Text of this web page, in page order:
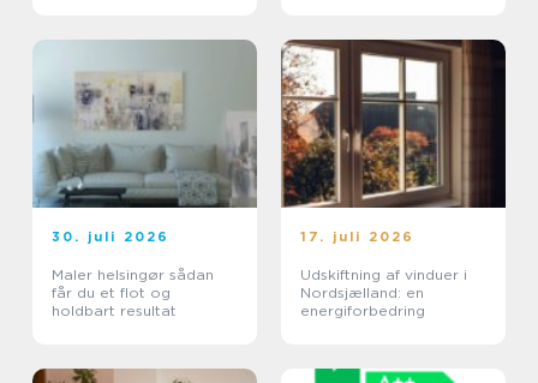
30. juli 2026
Maler helsingør sådan
får du et flot og
holdbart resultat
17. juli 2026
Udskiftning af vinduer i
Nordsjælland: en
energiforbedring